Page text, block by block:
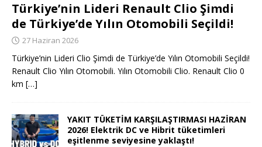
Türkiye’nin Lideri Renault Clio Şimdi
de Türkiye’de Yılın Otomobili Seçildi!
27 Haziran 2026
Türkiye’nin Lideri Clio Şimdi de Türkiye’de Yılın Otomobili Seçildi!
Renault Clio Yılın Otomobili. Yılın Otomobili Clio. Renault Clio 0
km […]
YAKIT TÜKETİM KARŞILAŞTIRMASI HAZİRAN
2026! Elektrik DC ve Hibrit tüketimleri
eşitlenme seviyesine yaklaştı!